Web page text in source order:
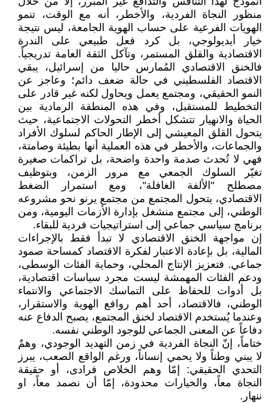
منظور النجاة الفردية، والأخطر، أنه مع الوقت، تنمو
الهويات الفرعية على حساب الهوية الجامعة، ليس نتيجة
خيار أيديولوجي، بل كرد فعل طبيعي على الندرة
الاقتصادية والقلق المستمر، وتآكل الثقة العامة تدريجياً.
فالخنق الاقتصادي المُمارس حاليا من إسرائيل، يبقي
الاقتصاد الفلسطيني في حالة ضعف دائم؛ وعاجز عن
النمو الحقيقي، ومجتمع يعمل ويحاول لكنه غير قادر على
التخطيط للمستقبل، وفي هذه المنطقة الرمادية بين
الحياة والانهيار تتشكل أخطر التحولات الاجتماعية، حيث
يتحول القلق المعيشي إلى الإطار الحاكم لسلوك الأفراد
والجماعات، والأخطر في هذه العملية أنها بطيئة وصامتة،
فهي لا تُحدث صدمة واحدة واضحة، بل تراكمات صغيرة
تغيّر السلوك الجمعي مع مرور الزمن، وبتوظيف
مصطلح "الألفة الغافلة"، ومع استمرار الضغط
الاقتصادي، يتحول المجتمع من مجتمع يرنو نحو مشروعه
الوطني، إلى مجتمع منشغل بإدارة الأزمات اليومية، ومن
برنامج سياسي جماعي إلى استراتيجيات فردية للبقاء.
إن مواجهة الخنق الاقتصادي لا تبدأ فقط بالإجراءات
المالية، بل بإعادة الاعتبار لفكرة الاقتصاد كمساحة صمود
جماعي. فتعزيز الإنتاج المحلي، وحماية الفئات الوسطى،
ودعم الفئات المهمشة ليست مجرد سياسات اقتصادية،
بل أدوات للحفاظ على التماسك الاجتماعي والانتماء
الوطني، فالاقتصاد، أحد أهم روافع الهوية والاستقرار،
وعندما يُستخدم الاقتصاد لخنق المجتمع، يصبح الدفاع عنه
دفاعاً عن المعنى الجماعي للوجود الوطني نفسه.
ختاماً، إنّ النجاة الفردية في زمن التهديد الوجودي، وهمٌ
لا يبني وطناً ولا يحمي إنساناً، ورغم الواقع الصعب، يبرز
التحدي الحقيقي: إمّا وهم الخلاص فرادى، أو حقيقة
النجاة معاً، والخيارات محدودة، إمّا أن نصمد معاً، او
ننهار.